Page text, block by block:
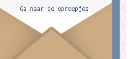
Ga naar de oproepjes